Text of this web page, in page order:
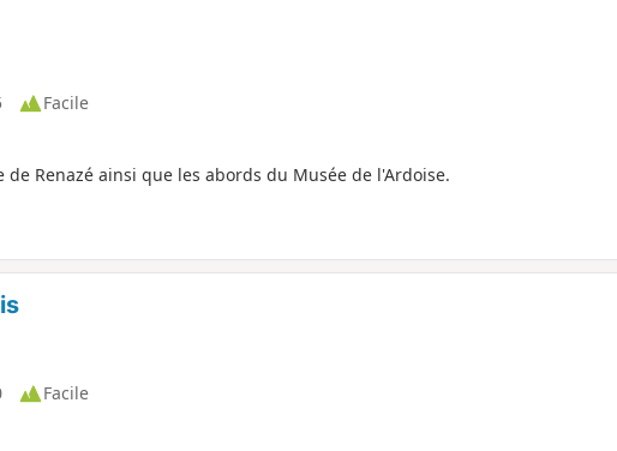
Facile
Renazé ainsi que les abords du Musée de l'Ardoise.
Facile